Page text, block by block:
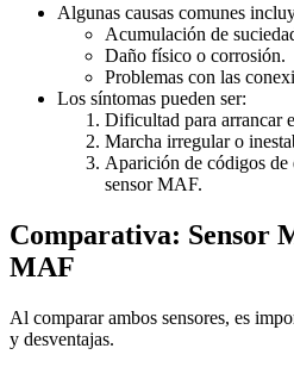
Algunas causas comunes
Acumulación de
Daño físico o corrosión.
Problemas con las
Los síntomas pueden ser:
Dificultad para arrancar
Marcha irregular o
Aparición de códigos de
sensor MAF.
Comparativa: Sensor
MAF
Al comparar ambos sensores, es
y desventajas.